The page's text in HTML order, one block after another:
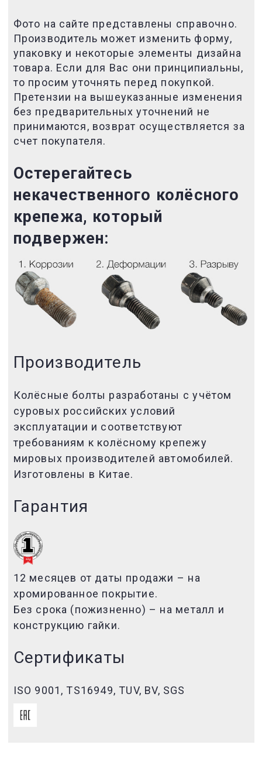
Фото на сайте представлены справочно.
Производитель может изменить форму,
упаковку и некоторые элементы дизайна
товара. Если для Вас они принципиальны,
то просим уточнять перед покупкой.
Претензии на вышеуказанные изменения
без предварительных уточнений не
принимаются, возврат осуществляется за
счет покупателя.
Остерегайтесь
некачественного колёсного
крепежа, который
подвержен:
Производитель
Колёсные болты разработаны с учётом
суровых российских условий
эксплуатации и соответствуют
требованиям к колёсному крепежу
мировых производителей автомобилей.
Изготовлены в Китае.
Гарантия
12 месяцев от даты продажи – на
хромированное покрытие.
Без срока (пожизненно) – на металл и
конструкцию гайки.
Сертификаты
ISO 9001, TS16949, TUV, BV, SGS